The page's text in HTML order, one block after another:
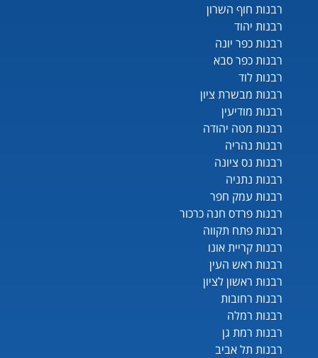
רבנות חוף השרון
רבנות יהוד
רבנות כפר יונה
רבנות כפר סבא
רבנות לוד
רבנות מבשרת ציון
רבנות מודיעין
רבנות מטה יהודה
רבנות נהריה
רבנות נס ציונה
רבנות נתניה
רבנות עמק חפר
רבנות פרדס חנה כרכור
רבנות פתח תקווה
רבנות קריית אונו
רבנות ראש העין
רבנות ראשון לציון
רבנות רחובות
רבנות רמלה
רבנות רמת גן
רבנות תל אביב